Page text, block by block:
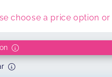
choose a price option